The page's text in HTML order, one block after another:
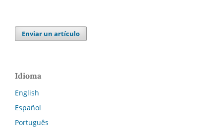
Enviar un artículo
Idioma
English
Español
Português